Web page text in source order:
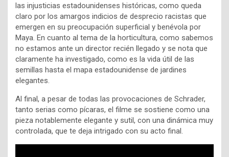
las injusticias estadounidenses históricas, como queda
claro por los amargos indicios de desprecio racistas que
emergen en su preocupación superficial y benévola por
Maya. En cuanto al tema de la horticultura, como sabemos
no estamos ante un director recién llegado y se nota que
claramente ha investigado, como es la vida útil de las
semillas hasta el mapa estadounidense de jardines
elegantes.
Al final, a pesar de todas las provocaciones de Schrader,
tanto serias como pícaras, el filme se sostiene como una
pieza notablemente elegante y sutil, con una dinámica muy
controlada, que te deja intrigado con su acto final.